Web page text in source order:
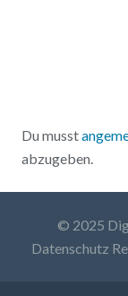
Du musst
abzugeben.
© 2025
Datenschutz